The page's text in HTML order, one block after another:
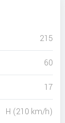
215
60
17
H (210 km/h)